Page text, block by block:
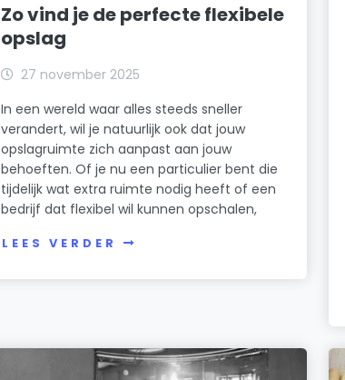
Zo vind je de perfecte flexibele
opslag
27 november 2025
In een wereld waar alles steeds sneller
verandert, wil je natuurlijk ook dat jouw
opslagruimte zich aanpast aan jouw
behoeften. Of je nu een particulier bent die
tijdelijk wat extra ruimte nodig heeft of een
bedrijf dat flexibel wil kunnen opschalen,
LEES VERDER